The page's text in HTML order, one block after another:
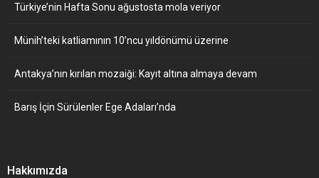
Türkiye’nin Hafta Sonu ağustosta mola veriyor
Münih’teki katliamının 10’ncu yıldönümü üzerine
Antakya’nın kırılan mozaiği: Kayıt altına almaya devam
Barış İçin Sürülenler Ege Adaları’nda
Hakkımızda